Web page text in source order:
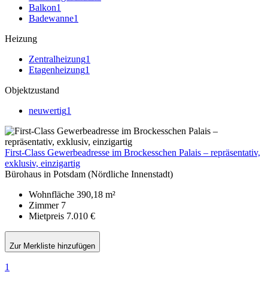
Balkon1
Badewanne1
Heizung
Zentralheizung1
Etagenheizung1
Objektzustand
neuwertig1
First-Class Gewerbeadresse im Brockesschen Palais – repräsentativ,
exklusiv, einzigartig
Bürohaus in Potsdam (Nördliche Innenstadt)
Wohnfläche 390,18 m²
Zimmer 7
Mietpreis 7.010 €
Zur Merkliste hinzufügen
1